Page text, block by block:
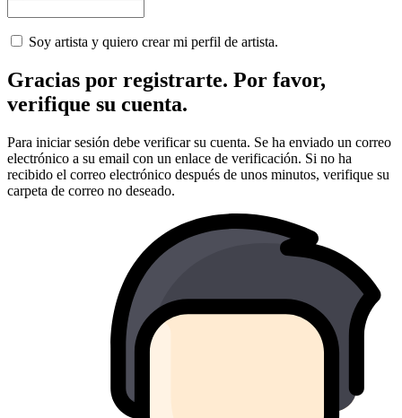
Soy artista y quiero crear mi perfil de artista.
Gracias por registrarte. Por favor,
verifique su cuenta.
Para iniciar sesión debe verificar su cuenta. Se ha enviado un correo
electrónico a su email con un enlace de verificación. Si no ha
recibido el correo electrónico después de unos minutos, verifique su
carpeta de correo no deseado.